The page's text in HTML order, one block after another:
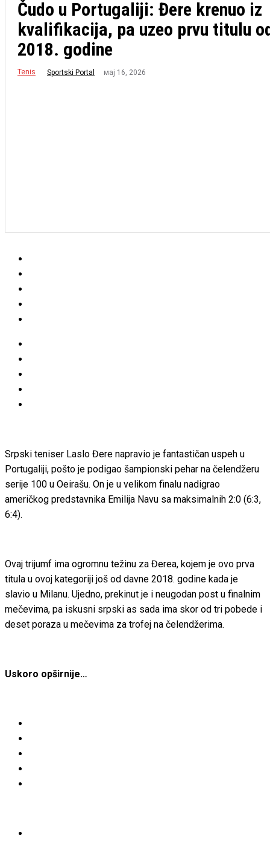
Čudo u Portugaliji: Đere krenuo iz
kvalifikacija, pa uzeo prvu titulu
2018. godine
Tenis Sportski Portal мај 16, 2026
Srpski teniser Laslo Đere napravio je fantastičan uspeh u
Portugaliji, pošto je podigao šampionski pehar na čelendžeru
serije 100 u Oeirašu. On je u velikom finalu nadigrao
američkog predstavnika Emilija Navu sa maksimalnih 2:0 (6:3,
6:4).
Ovaj trijumf ima ogromnu težinu za Đerea, kojem je ovo prva
titula u ovoj kategoriji još od davne 2018. godine kada je
slavio u Milanu. Ujedno, prekinut je i neugodan post u finalnim
mečevima, pa iskusni srpski as sada ima skor od tri pobede i
deset poraza u mečevima za trofej na čelendžerima.
Uskoro opširnije…